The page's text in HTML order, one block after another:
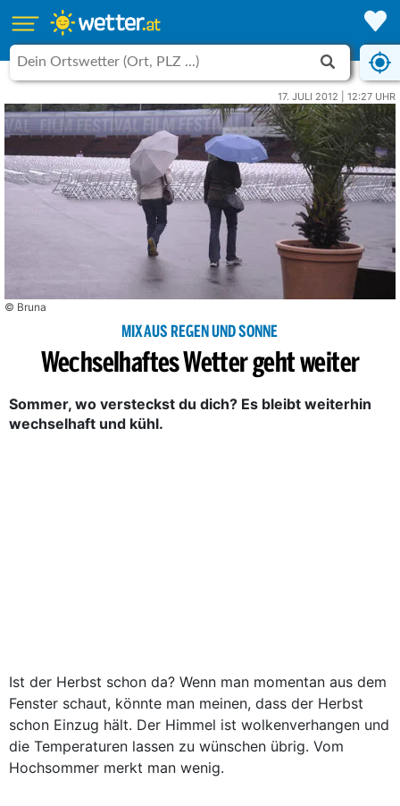
17. JULI 2012 | 12:27 UHR
© Bruna
MIX AUS REGEN UND SONNE
Wechselhaftes Wetter geht weiter
Sommer, wo versteckst du dich? Es bleibt weiterhin
wechselhaft und kühl.
Ist der Herbst schon da? Wenn man momentan aus dem
Fenster schaut, könnte man meinen, dass der Herbst
schon Einzug hält. Der Himmel ist wolkenverhangen und
die Temperaturen lassen zu wünschen übrig. Vom
Hochsommer merkt man wenig.